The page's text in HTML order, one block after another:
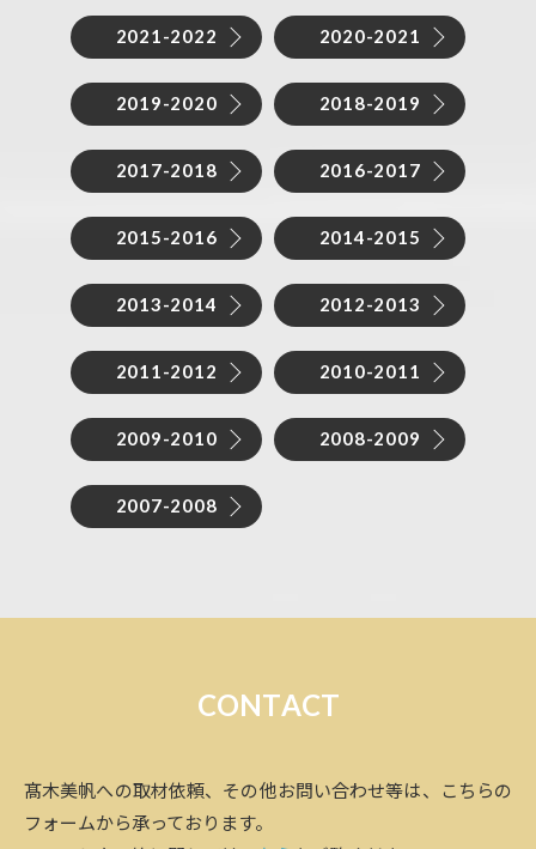
2021-2022 2020-2021
2019-2020 2018-2019
2017-2018 2016-2017
2015-2016 2014-2015
2013-2014 2012-2013
2011-2012 2010-2011
2009-2010 2008-2009
2007-2008
CONTACT
髙木美帆への取材依頼、その他お問い合わせ等は、こちらの
フォームから承っております。